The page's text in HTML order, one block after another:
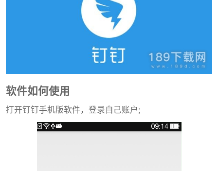
软件如何使用
打开钉钉手机版软件，登录自己账户;